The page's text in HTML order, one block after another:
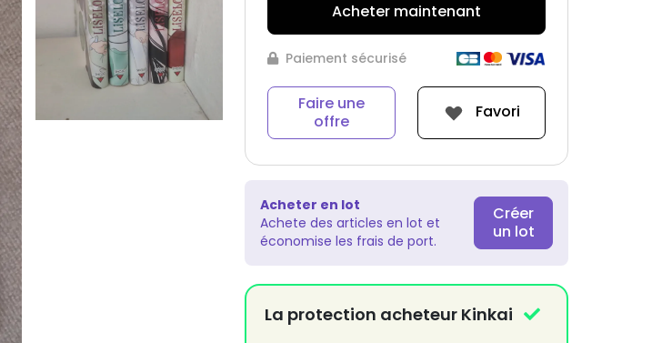
Acheter maintenant
Paiement sécurisé
Faire une
offre
Favori
Acheter en lot
Achete des articles en lot et
économise les frais de port.
Créer
un lot
La protection acheteur Kinkai